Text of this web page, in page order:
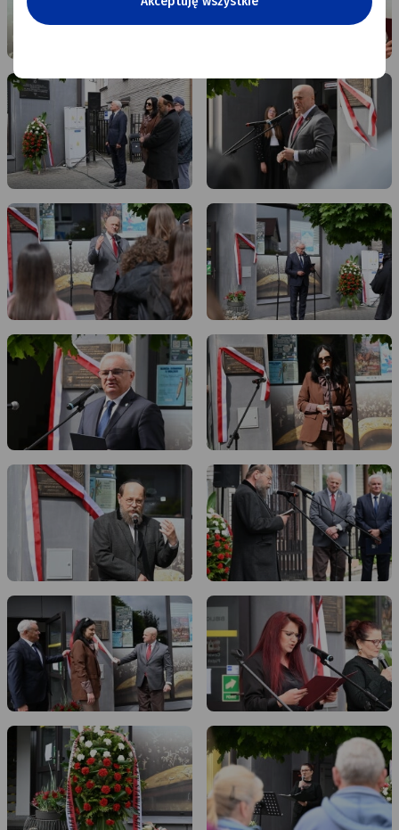
dsc-
1058.jpg
dsc-
1073.jpg
dsc-
1087.jpg
dsc-
1110.jpg
dsc-
1128.jpg
dsc-
1153.jpg
dsc-
1179.jpg
dsc-
1203.jpg
dsc-
1217.jpg
dsc-
1264.jpg
dsc-
1299.jpg
dsc-
1309.jpg